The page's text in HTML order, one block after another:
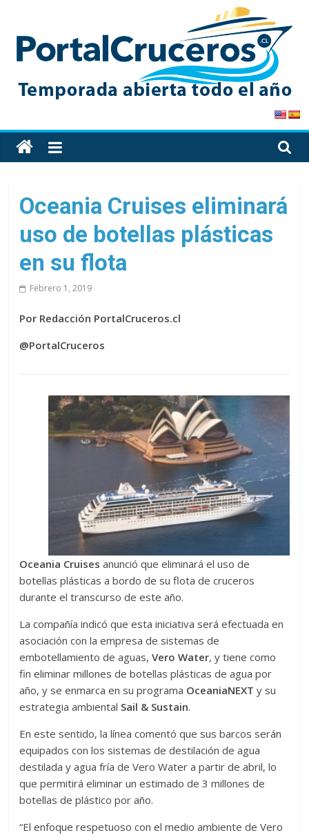
content
PortalCruceros
Toda
la
de
cruceros
en
un
solo
Oceania Cruises eliminará
uso de botellas plásticas
en su flota
Febrero 1, 2019
Por Redacción PortalCruceros.cl
@PortalCruceros
Oceania Cruises anunció que eliminará el uso de
botellas plásticas a bordo de su flota de cruceros
durante el transcurso de este año.
La compañía indicó que esta iniciativa será efectuada en
asociación con la empresa de sistemas de
embotellamiento de aguas,Vero Water, y tiene como
fin eliminar millones de botellas plásticas de agua por
año, y se enmarca en su programa OceaniaNEXT y su
estrategia ambiental Sail & Sustain.
En este sentido, la línea comentó que sus barcos serán
equipados con los sistemas de destilación de agua
destilada y agua fría de Vero Water a partir de abril, lo
que permitirá eliminar un estimado de 3 millones de
botellas de plástico por año.
“El enfoque respetuoso con el medio ambiente de Vero